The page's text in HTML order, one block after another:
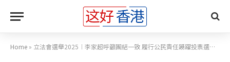
Home » 立法會選舉2025︱李家超呼籲團結一致 履行公民責任踴躍投票選出賢能